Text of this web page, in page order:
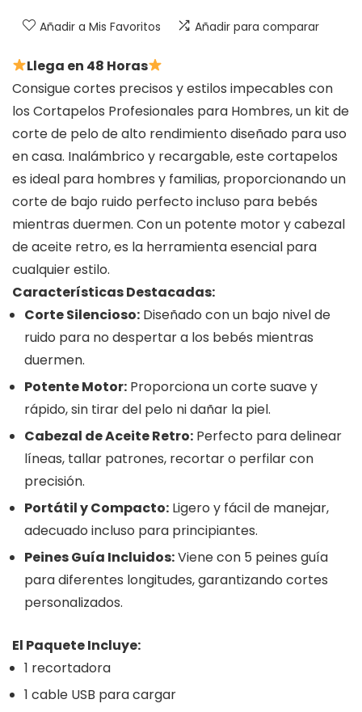
Añadir a Mis Favoritos Añadir para comparar
Llega en 48 Horas
Consigue cortes precisos y estilos impecables con
los Cortapelos Profesionales para Hombres, un kit de
corte de pelo de alto rendimiento diseñado para uso
en casa. Inalámbrico y recargable, este cortapelos
es ideal para hombres y familias, proporcionando un
corte de bajo ruido perfecto incluso para bebés
mientras duermen. Con un potente motor y cabezal
de aceite retro, es la herramienta esencial para
cualquier estilo.
Características Destacadas:
Corte Silencioso: Diseñado con un bajo nivel de
ruido para no despertar a los bebés mientras
duermen.
Potente Motor: Proporciona un corte suave y
rápido, sin tirar del pelo ni dañar la piel.
Cabezal de Aceite Retro: Perfecto para delinear
líneas, tallar patrones, recortar o perfilar con
precisión.
Portátil y Compacto: Ligero y fácil de manejar,
adecuado incluso para principiantes.
Peines Guía Incluidos:Viene con 5 peines guía
para diferentes longitudes, garantizando cortes
personalizados.
El Paquete Incluye:
1 recortadora
1 cable USB para cargar